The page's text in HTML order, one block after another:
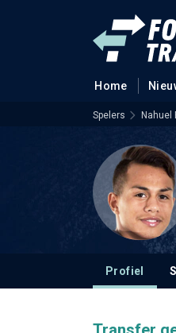
Home
Spelers Nahuel
Profiel